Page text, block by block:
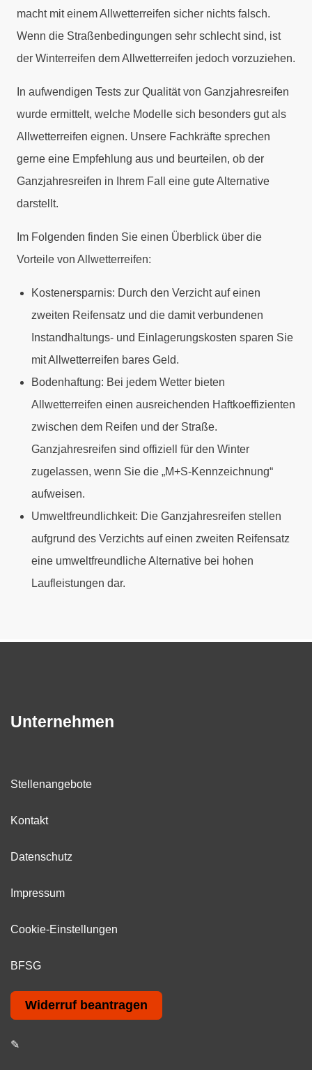
macht mit einem Allwetterreifen sicher nichts falsch.
Wenn die Straßenbedingungen sehr schlecht sind, ist
der Winterreifen dem Allwetterreifen jedoch vorzuziehen.
In aufwendigen Tests zur Qualität von Ganzjahresreifen
wurde ermittelt, welche Modelle sich besonders gut als
Allwetterreifen eignen. Unsere Fachkräfte sprechen
gerne eine Empfehlung aus und beurteilen, ob der
Ganzjahresreifen in Ihrem Fall eine gute Alternative
darstellt.
Im Folgenden finden Sie einen Überblick über die
Vorteile von Allwetterreifen:
Kostenersparnis: Durch den Verzicht auf einen
zweiten Reifensatz und die damit verbundenen
Instandhaltungs- und Einlagerungskosten sparen Sie
mit Allwetterreifen bares Geld.
Bodenhaftung: Bei jedem Wetter bieten
Allwetterreifen einen ausreichenden Haftkoeffizienten
zwischen dem Reifen und der Straße.
Ganzjahresreifen sind offiziell für den Winter
zugelassen, wenn Sie die „M+S-Kennzeichnung“
aufweisen.
Umweltfreundlichkeit: Die Ganzjahresreifen stellen
aufgrund des Verzichts auf einen zweiten Reifensatz
eine umweltfreundliche Alternative bei hohen
Laufleistungen dar.
Unternehmen
Stellenangebote
Kontakt
Datenschutz
Impressum
Cookie-Einstellungen
BFSG
Widerruf beantragen
✎